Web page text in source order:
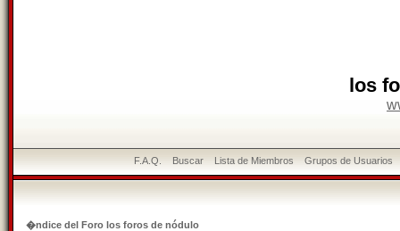
los
F.A.Q. Buscar Lista de Miembros Grupos de Usuarios
�ndice del Foro los foros de nódulo